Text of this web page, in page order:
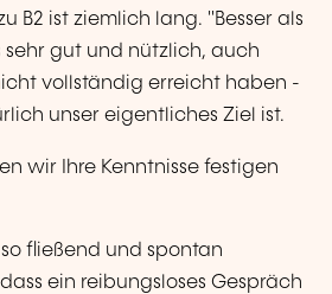
B2 ist ziemlich lang. "Besser als
sehr gut und nützlich, auch
vollständig erreicht haben -
unser eigentliches Ziel ist.
wir Ihre Kenntnisse festigen
fließend und spontan
ein reibungsloses Gespräch